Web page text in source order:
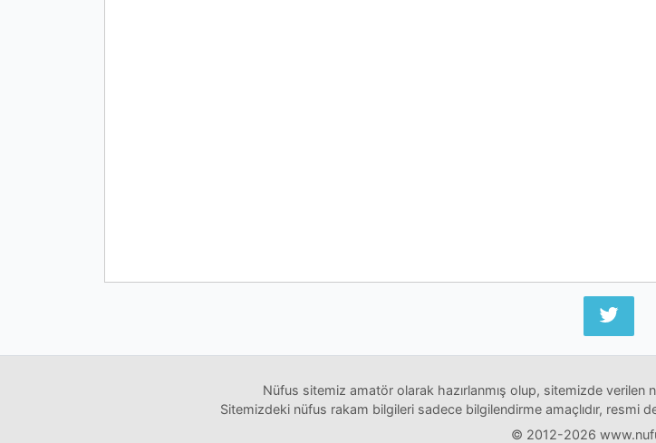
Nüfus sitemiz amatör olarak hazırlanmış olup, sitemizde
Sitemizdeki nüfus rakam bilgileri sadece bilgilendirme amaçlıdır, resmi
© 2012-2026